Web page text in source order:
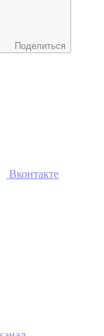
Поделиться
Вконтакте